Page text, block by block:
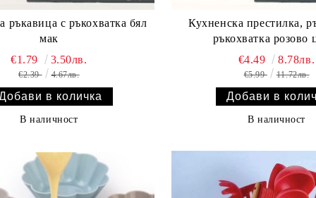
ръкавица с ръкохватка бял
мак
€1.79 3.50лв.
€2.39 4.67лв.
В наличност
Кухненска престилка,
ръкохватка розово
€4.49
8.78лв.
€5.99 11.72лв.
В наличност